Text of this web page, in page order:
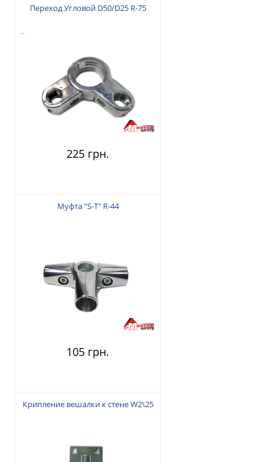
Переход Угловой D50/D25 R-75
225 грн.
Муфта "S-T" R-44
105 грн.
Крипление вешалки к стене W2\25